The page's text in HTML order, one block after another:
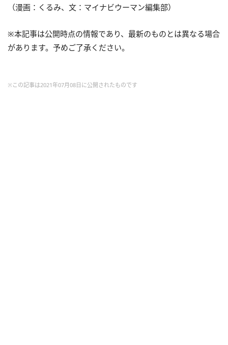
（漫画：くるみ、文：マイナビウーマン編集部）
※本記事は公開時点の情報であり、最新のものとは異なる場合
があります。予めご了承ください。
※この記事は2021年07月08日に公開されたものです